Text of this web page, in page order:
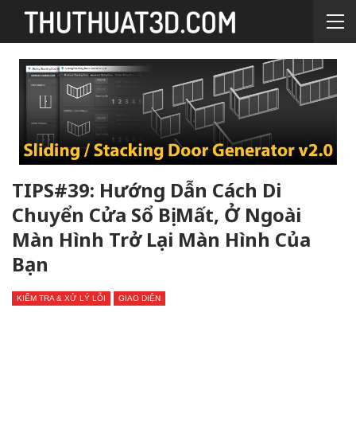
TIPS#39: Hướng Dẫn Cách Di
Chuyển Cửa Sổ Bị Mất, Ở Ngoài
Màn Hình Trở Lại Màn Hình Của
Bạn
KIỂM TRA & XỬ LÝ LỖI GIAO DIỆN